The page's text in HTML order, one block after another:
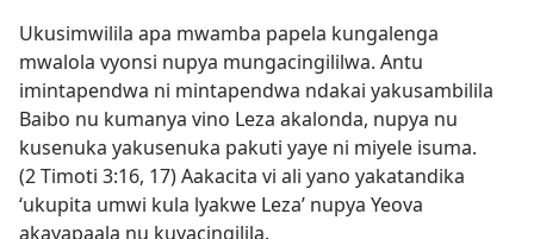
Ukusimwilila apa mwamba papela kungalenga
mwalola vyonsi nupya mungacingililwa. Antu
imintapendwa ni mintapendwa ndakai yakusambilila
Baibo nu kumanya vino Leza akalonda, nupya nu
kusenuka yakusenuka pakuti yaye ni miyele isuma.
(2 Timoti 3:16, 17) Aakacita vi ali yano yakatandika
‘ukupita umwi kula lyakwe Leza’ nupya Yeova
akayapaala nu kuyacingilila.